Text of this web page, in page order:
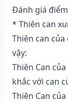
Đánh giá
* Thiên can
Thiên can
vậy:
Thiên Can
khắc với can
Thiên Can